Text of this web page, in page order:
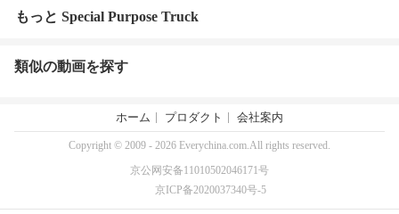
もっと Special Purpose Truck
類似の動画を探す
ホーム プロダクト 会社案内
Copyright © 2009 - 2026 Everychina.com.All rights reserved.
京公网安备11010502046171号
京ICP备2020037340号-5